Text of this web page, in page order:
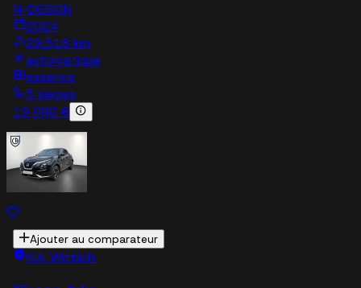
N-DESIGN
2024
29,518 km
automatique
essence
5 sieges
19 090 €
Ajouter au comparateur
KIA Wittlich